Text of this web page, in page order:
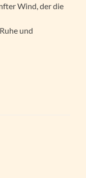
Wind, der die
und